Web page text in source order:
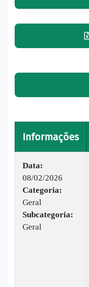
Informações
Data:
08/02/2026
Categoria:
Geral
Subcategoria:
Geral